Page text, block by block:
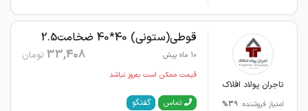
تاجران پولاد افلاک
امتیاز فروشنده:39%
قوطی(ستونی) 40*40 ضخامت2.5
10 ماه پیش 33,408 تومان
قیمت ممکن است به‌روز نباشد
تماس گفتگو